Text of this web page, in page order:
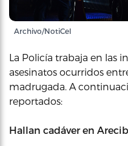
Archivo/NotiCel
La Policía trabaja en las
asesinatos ocurridos
madrugada. A
reportados:
Hallan cadáver en